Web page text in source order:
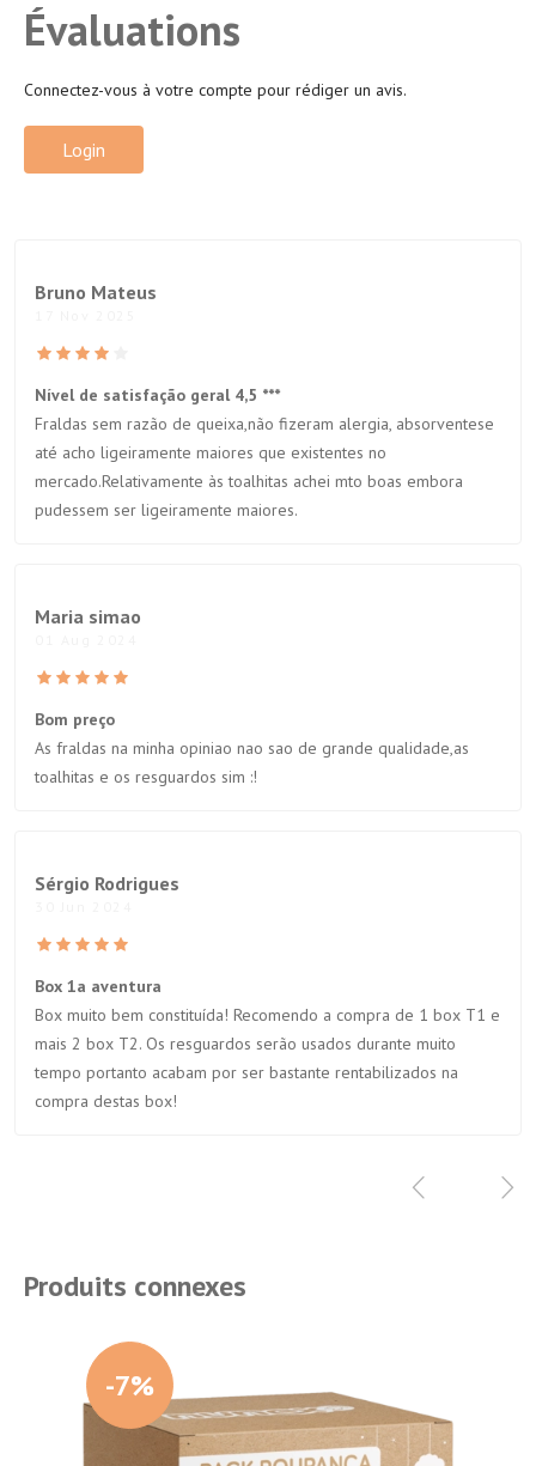
Évaluations
Connectez-vous à votre compte pour rédiger un avis.
Login
Bruno Mateus
Nível de satisfação geral 4,5 ***
Fraldas sem razão de queixa,não fizeram alergia, absorventese
até acho ligeiramente maiores que existentes no
mercado.Relativamente às toalhitas achei mto boas embora
pudessem ser ligeiramente maiores.
Maria simao
Bom preço
As fraldas na minha opiniao nao sao de grande qualidade,as
toalhitas e os resguardos sim :!
Sérgio Rodrigues
Box 1a aventura
Box muito bem constituída! Recomendo a compra de 1 box T1 e
mais 2 box T2. Os resguardos serão usados durante muito
tempo portanto acabam por ser bastante rentabilizados na
compra destas box!
Produits connexes
-7%